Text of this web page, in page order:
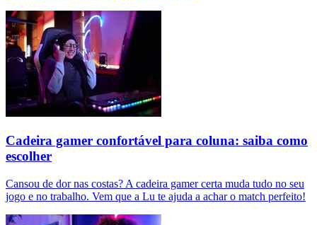
Cadeira gamer confortável para coluna: saiba como
escolher
Cansou de dor nas costas? A cadeira gamer certa muda tudo no seu
jogo e no trabalho. Vem que a Lu te ajuda a achar o match perfeito!